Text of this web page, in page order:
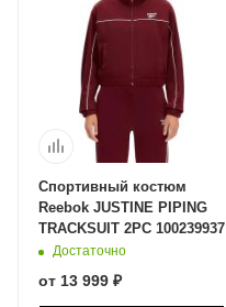
Спортивный костюм
Reebok JUSTINE PIPING
TRACKSUIT 2PC 100239937
Достаточно
от 13 999 ₽